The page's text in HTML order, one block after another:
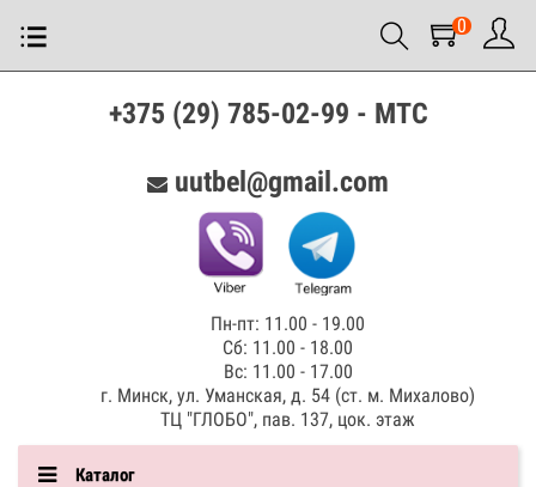
0
+375 (29) 785-02-99 - МТС
uutbel@gmail.com
Пн-пт: 11.00 - 19.00
Сб: 11.00 - 18.00
Вс: 11.00 - 17.00
г. Минск, ул. Уманская, д. 54 (ст. м. Михалово)
ТЦ "ГЛОБО", пав. 137, цок. этаж
Каталог